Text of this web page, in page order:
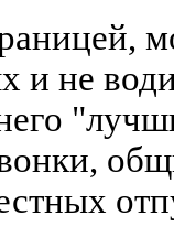
и не